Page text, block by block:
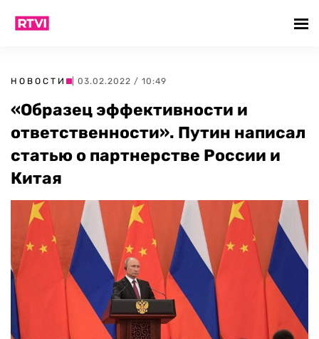
НОВОСТИ | 03.02.2022 / 10:49
«Образец эффективности и
ответственности». Путин написал
статью о партнерстве России и
Китая